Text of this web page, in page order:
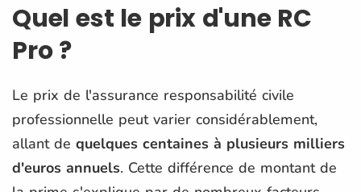
Quel est le prix d'une RC
Pro ?
Le prix de l'assurance responsabilité civile
professionnelle peut varier considérablement,
allant de quelques centaines à plusieurs milliers
d'euros annuels. Cette différence de montant de